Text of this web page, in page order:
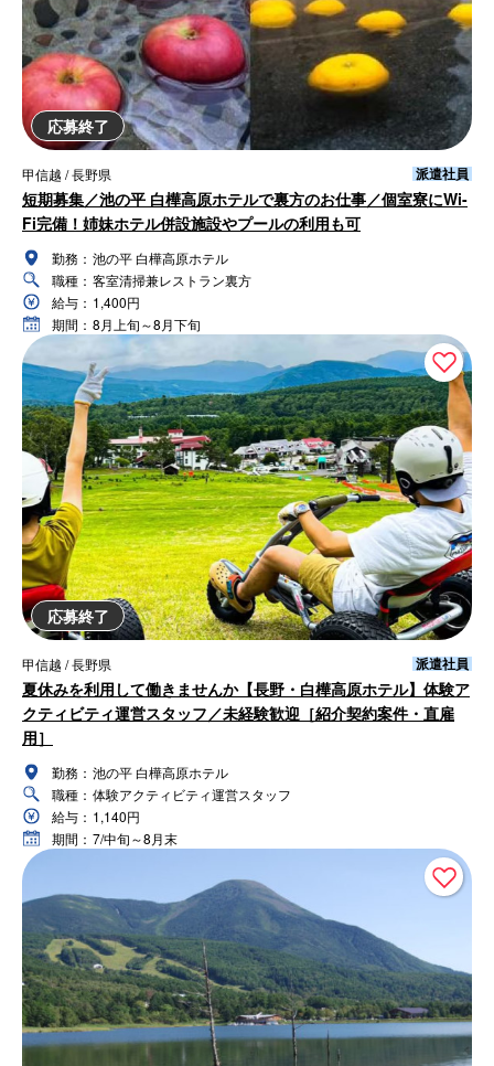
応募終了
甲信越 / 長野県 派遣社員
短期募集／池の平 白樺高原ホテルで裏方のお仕事／個室寮にWi-
Fi完備！姉妹ホテル併設施設やプールの利用も可
勤務： 池の平 白樺高原ホテル
職種： 客室清掃兼レストラン裏方
給与： 1,400円
期間： 8月上旬～8月下旬
応募終了
甲信越 / 長野県 派遣社員
夏休みを利用して働きませんか【長野・白樺高原ホテル】体験ア
クティビティ運営スタッフ／未経験歓迎［紹介契約案件・直雇
用］
勤務： 池の平 白樺高原ホテル
職種： 体験アクティビティ運営スタッフ
給与： 1,140円
期間： 7/中旬～8月末